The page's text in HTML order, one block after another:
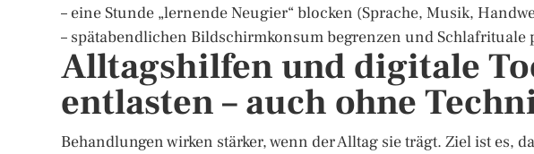
– eine Stunde „lernende Neugier“ blocken (Sprache, Musik,
– spätabendlichen Bildschirmkonsum begrenzen und Schlafrituale
Alltagshilfen und digitale
entlasten – auch ohne
Behandlungen wirken stärker, wenn der Alltag sie trägt. Ziel ist es,